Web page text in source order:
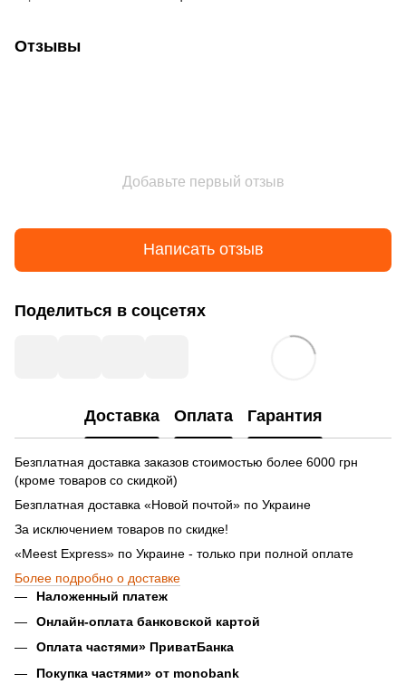
Отзывы
Добавьте первый отзыв
Написать отзыв
Поделиться в соцсетях
Доставка Оплата Гарантия
Безплатная доставка заказов стоимостью более 6000 грн
(кроме товаров со скидкой)
Безплатная доставка «Новой почтой» по Украине
За исключением товаров по скидке!
«Meest Express» по Украине - только при полной оплате
Более подробно о доставке
Наложенный платеж
Онлайн-оплата банковской картой
Оплата частями» ПриватБанка
Покупка частями» от monobank